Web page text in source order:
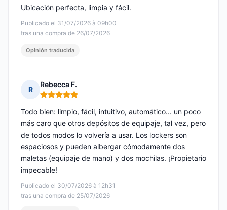
Publicado el 31/07/2026 à 09h00
tras una compra de 26/07/2026
Ubicación perfecta, limpia y fácil.
Opinión traducida
R
Rebecca F.
Nota: 5 de 5
Publicado el 30/07/2026 à 12h31
tras una compra de 25/07/2026
Todo bien: limpio, fácil, intuitivo, automático... un poco
más caro que otros depósitos de equipaje, tal vez, pero
de todos modos lo volvería a usar. Los lockers son
espaciosos y pueden albergar cómodamente dos
maletas (equipaje de mano) y dos mochilas. ¡Propietario
impecable!